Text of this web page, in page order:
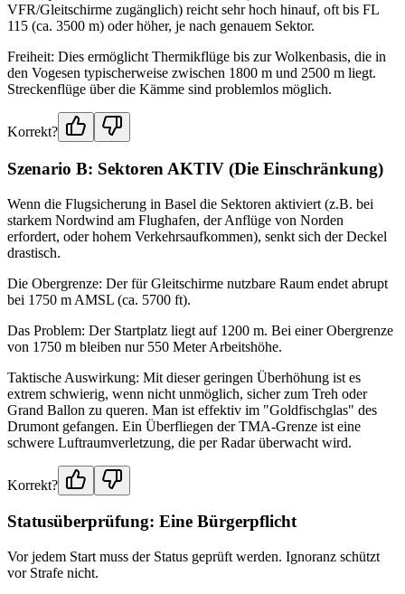
VFR/Gleitschirme zugänglich) reicht sehr hoch hinauf, oft bis FL
115 (ca. 3500 m) oder höher, je nach genauem Sektor.
Freiheit: Dies ermöglicht Thermikflüge bis zur Wolkenbasis, die in
den Vogesen typischerweise zwischen 1800 m und 2500 m liegt.
Streckenflüge über die Kämme sind problemlos möglich.
Korrekt?
Szenario B: Sektoren AKTIV (Die Einschränkung)
Wenn die Flugsicherung in Basel die Sektoren aktiviert (z.B. bei
starkem Nordwind am Flughafen, der Anflüge von Norden
erfordert, oder hohem Verkehrsaufkommen), senkt sich der Deckel
drastisch.
Die Obergrenze: Der für Gleitschirme nutzbare Raum endet abrupt
bei 1750 m AMSL (ca. 5700 ft).
Das Problem: Der Startplatz liegt auf 1200 m. Bei einer Obergrenze
von 1750 m bleiben nur 550 Meter Arbeitshöhe.
Taktische Auswirkung: Mit dieser geringen Überhöhung ist es
extrem schwierig, wenn nicht unmöglich, sicher zum Treh oder
Grand Ballon zu queren. Man ist effektiv im "Goldfischglas" des
Drumont gefangen. Ein Überfliegen der TMA-Grenze ist eine
schwere Luftraumverletzung, die per Radar überwacht wird.
Korrekt?
Statusüberprüfung: Eine Bürgerpflicht
Vor jedem Start muss der Status geprüft werden. Ignoranz schützt
vor Strafe nicht.